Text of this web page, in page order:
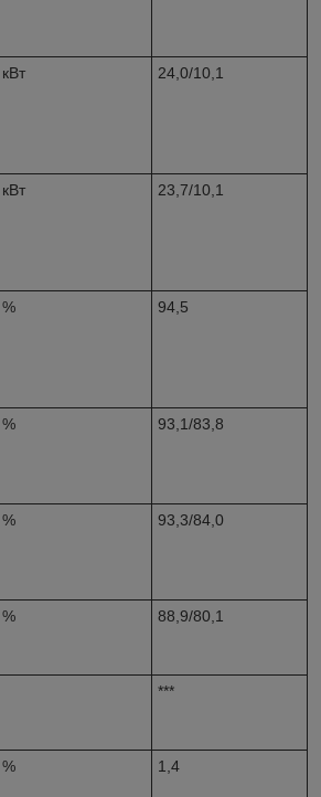
кВт 24,0/10,1
кВт 23,7/10,1
% 94,5
% 93,1/83,8
% 93,3/84,0
% 88,9/80,1
***
% 1,4